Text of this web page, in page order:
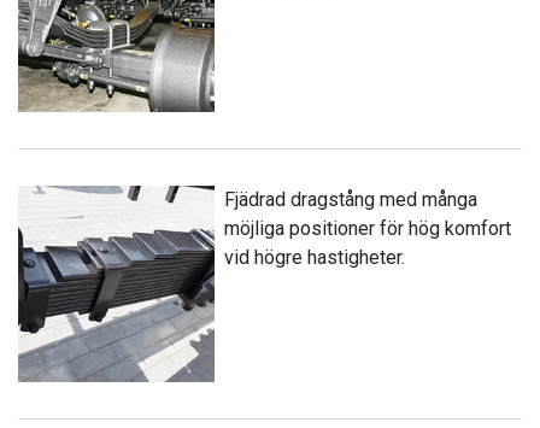
Fjädrad dragstång med många
möjliga positioner för hög komfort
vid högre hastigheter.